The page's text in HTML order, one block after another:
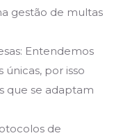
gestão de multas
Entendemos
por isso
que se adaptam
de